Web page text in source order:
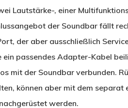
Lautstärke-, einer
der Soundbar fällt
der aber ausschließlich
ein passendes Adapter-Kabel
mit der Soundbar verbunden.
können aber mit dem separat
werden.